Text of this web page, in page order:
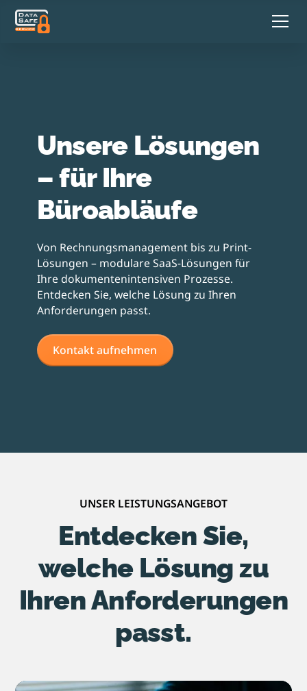
Unsere Lösungen
– für Ihre
Büroabläufe
Von Rechnungsmanagement bis zu Print-
Lösungen – modulare SaaS-Lösungen für
Ihre dokumentenintensiven Prozesse.
Entdecken Sie, welche Lösung zu Ihren
Anforderungen passt.
Kontakt aufnehmen
UNSER LEISTUNGSANGEBOT
Entdecken Sie,
welche Lösung zu
Ihren Anforderungen
passt.